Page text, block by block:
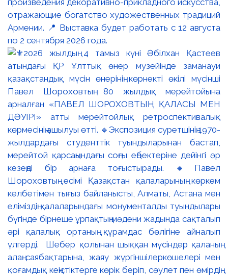
отражающие богатство художественных традиций
Армении. 📍 Выставка будет работать с 12 августа
по 2 сентября 2026 года.